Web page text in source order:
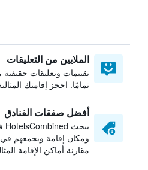
الملايين من التعليقات
تقييمات وتعليقات حقيقية
تمامًا. احجز إقامتك
أفضل صفقات الفنادق
ومكان إقامة ويجمعهم
مقارنة أماكن الإقامة